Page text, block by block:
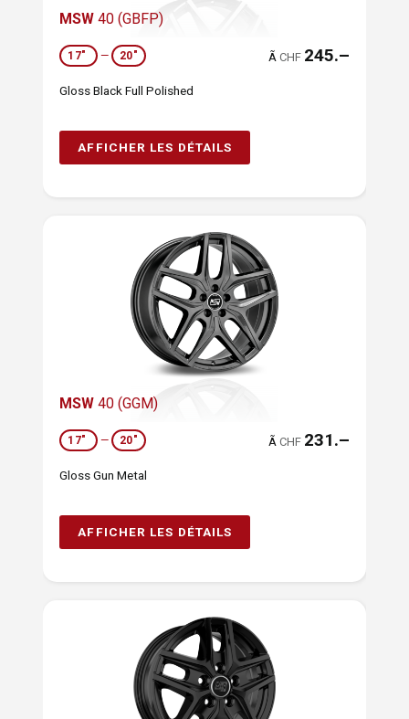
MSW 40 (GBFP)
17" — 20" ÃCHF 245.–
Gloss Black Full Polished
AFFICHER LES DÉTAILS
MSW 40 (GGM)
17" — 20" ÃCHF 231.–
Gloss Gun Metal
AFFICHER LES DÉTAILS